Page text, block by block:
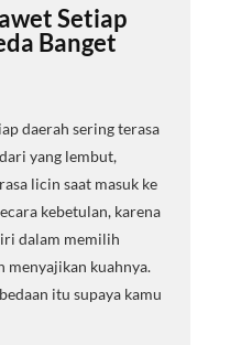
Setiap
Banget
daerah sering terasa
yang lembut,
licin saat masuk ke
kebetulan, karena
dalam memilih
menyajikan kuahnya.
itu supaya kamu